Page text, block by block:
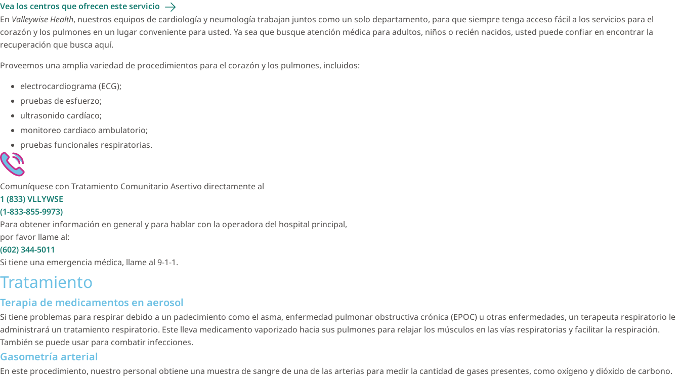
Vea los centros que ofrecen esteservicio
En Valleywise Health, nuestros equipos de cardiología y neumología trabajan juntos como un solo departamento, para que siempre tenga acceso fácil a los servicios para el
corazón y los pulmones en un lugar conveniente para usted. Ya sea que busque atención médica para adultos, niños o recién nacidos, usted puede confiar en encontrar la
recuperación que busca aquí.
Proveemos una amplia variedad de procedimientos para el corazón y los pulmones, incluidos:
electrocardiograma (ECG);
pruebas de esfuerzo;
ultrasonido cardíaco;
monitoreo cardiaco ambulatorio;
pruebas funcionales respiratorias.
Comuníquese con Tratamiento Comunitario Asertivo directamente al
1 (833) VLLYWSE
(1-833-855-9973)
Para obtener información en general y para hablar con la operadora del hospital principal,
por favor llame al:
(602) 344-5011
Si tiene una emergencia médica, llame al 9-1-1.
Tratamiento
Terapia de medicamentos en aerosol
Si tiene problemas para respirar debido a un padecimiento como el asma, enfermedad pulmonar obstructiva crónica (EPOC) u otras enfermedades, un terapeuta respiratorio le
administrará un tratamiento respiratorio. Este lleva medicamento vaporizado hacia sus pulmones para relajar los músculos en las vías respiratorias y facilitar la respiración.
También se puede usar para combatir infecciones.
Gasometría arterial
En este procedimiento, nuestro personal obtiene una muestra de sangre de una de las arterias para medir la cantidad de gases presentes, como oxígeno y dióxido de carbono.